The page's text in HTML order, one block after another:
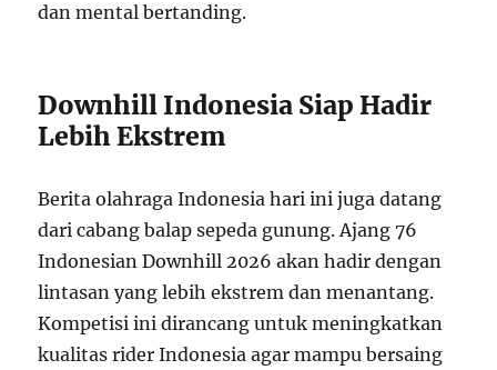
dan mental bertanding.
Downhill Indonesia Siap Hadir
Lebih Ekstrem
Berita olahraga Indonesia hari ini juga datang
dari cabang balap sepeda gunung. Ajang 76
Indonesian Downhill 2026 akan hadir dengan
lintasan yang lebih ekstrem dan menantang.
Kompetisi ini dirancang untuk meningkatkan
kualitas rider Indonesia agar mampu bersaing